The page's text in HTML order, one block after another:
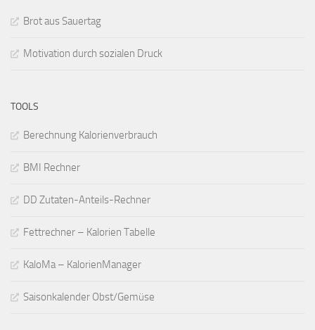
Brot aus Sauertag
Motivation durch sozialen Druck
TOOLS
Berechnung Kalorienverbrauch
BMI Rechner
DD Zutaten-Anteils-Rechner
Fettrechner – Kalorien Tabelle
KaloMa – KalorienManager
Saisonkalender Obst/Gemüse